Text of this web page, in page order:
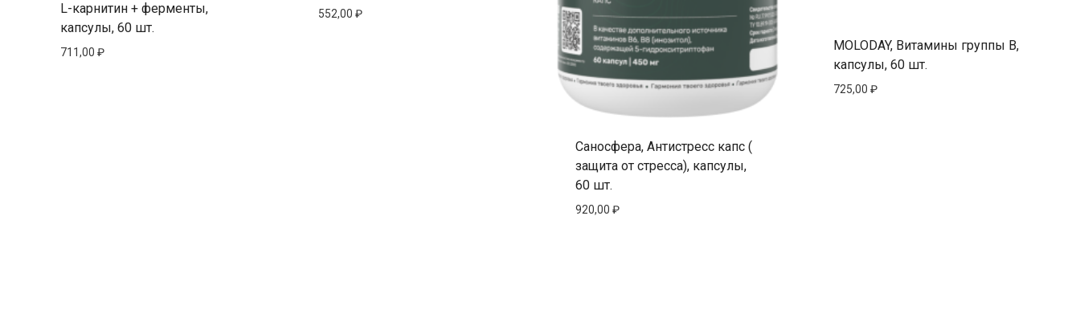
L-карнитин + ферменты,
капсулы, 60 шт.
711,00 ₽
552,00 ₽
Саносфера, Антистресс капс (
защита от стресса), капсулы,
60 шт.
920,00 ₽
MOLODAY, Витамины группы В,
капсулы, 60 шт.
725,00 ₽